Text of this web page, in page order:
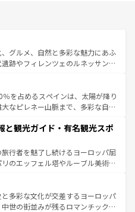
グルメ、自然と多彩な魅力にあふ
遺跡やフィレンツェのルネッサンス
い田園風景やアマルフィ海岸の絶
せない。観光の合間には、本場の
のイタリア料理を堪能することも
、忘れられない旅をしてみよう！
報は
を占めるスペインは、太陽が降り
なピレネー山脈まで、多彩な自然
、情熱的なフラメンコ、熱気あふ
いタパスが生活の一部となってい
練された雰囲気や、バルセロナの
、地方では古代ローマ遺跡や中世
や気候が異なるスペインはその個
性で訪れる人を魅了する。 なお、新着のスペイン情報は コ
ほしい。
と観光ガイド・有名観光スポ
行者を魅了し続けるヨーロッパ屈
のエッフェル塔やルーブル美術館
ている。華麗な宮殿、歴史的な大
して豊かな自然が、訪れる者を心
ランスは美食の国としても知ら
多彩な文化が交差するヨーロッパ
世の街並みが残るロマンチック街